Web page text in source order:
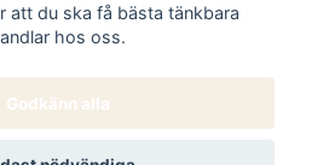
Butik Västanhem
att du ska få bästa tänkbara
hos oss.
Godkänn alla